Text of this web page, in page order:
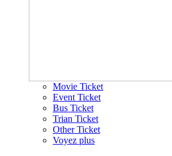
Movie Ticket
Event Ticket
Bus Ticket
Trian Ticket
Other Ticket
Voyez plus